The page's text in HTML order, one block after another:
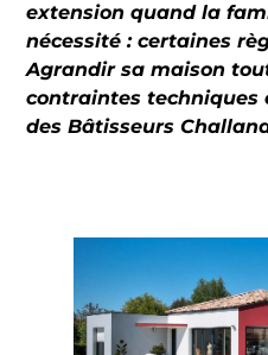
extension quand la
nécessité : certaines
Agrandir sa maison
contraintes techniques
des Bâtisseurs